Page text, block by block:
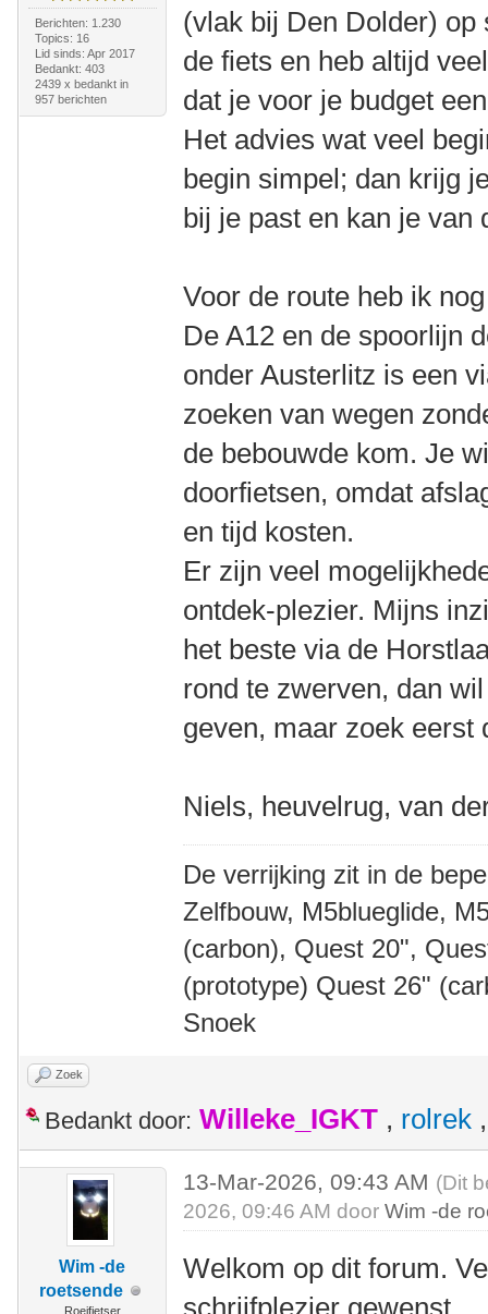
Berichten: 1.230
Topics: 16
Lid sinds: Apr 2017
Bedankt: 403
2439 x bedankt in
957 berichten
(vlak bij Den Dolder)
de fiets en heb altijd
dat je voor je budget
Het advies wat veel
begin simpel; dan krijg
bij je past en kan je van
Voor de route heb ik
De A12 en de spoorlijn
onder Austerlitz is een
zoeken van wegen
de bebouwde kom. Je
doorfietsen, omdat
en tijd kosten.
Er zijn veel
ontdek-plezier. Mijns
het beste via de
rond te zwerven, dan
geven, maar zoek eerst
Niels, heuvelrug, van
De verrijking zit in de
Zelfbouw, M5blueglide,
(carbon), Quest 20",
(prototype) Quest 26"
Snoek
Zoek
Bedankt door: Willeke_IGKT , rolrek
Wim -de
roetsende
Roeifietser
13-Mar-2026, 09:43 AM (Dit
2026, 09:46 AM doorWim -de
Welkom op dit forum.
schrijfplezier gewenst.